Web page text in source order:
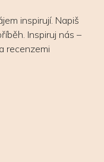
inspirují. Napiš
Inspiruj nás –
recenzemi